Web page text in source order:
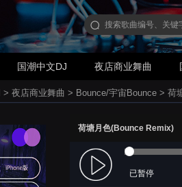
国潮中文DJ 夜店商业舞曲
> 夜店商业舞曲 > Bounce/宇宙Bounce > 荷
荷塘月色(Bounce Remix)
已暂停